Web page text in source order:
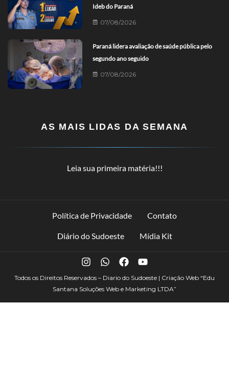
Ideb do Paraná
07/08/2026
Paraná lidera avaliação de saúde pública pelo
segundo ano seguido
07/08/2026
AS MAIS LIDAS DA SEMANA
Leia sua primeira matéria!!!
Política de Privacidade Contato
Diário do Sudoeste Mídia Kit
Todos os Direitos Reservados – Diario do Sudoeste | Criação Web “Edu
Santana Soluções Web e Marketing LTDA”